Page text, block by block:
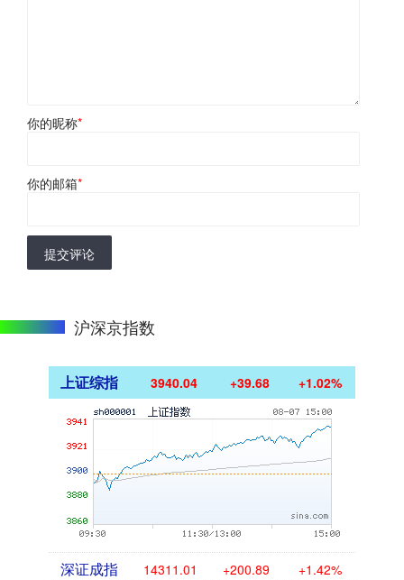
你的昵称*
你的邮箱*
提交评论
沪深京指数
上证综指 3940.04 +39.68 +1.02%
深证成指 14311.01 +200.89 +1.42%